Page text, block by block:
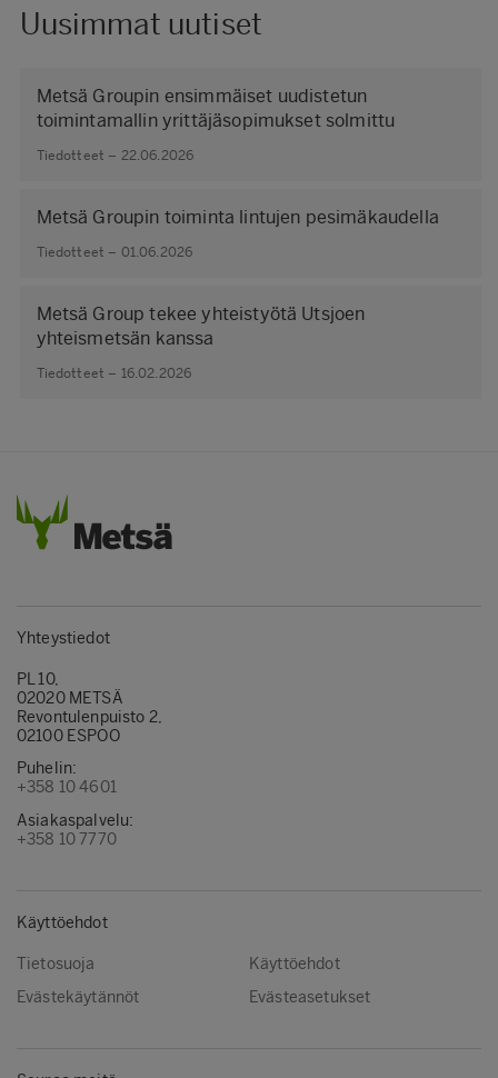
Uusimmat uutiset
Metsä Groupin ensimmäiset uudistetun
toimintamallin yrittäjäsopimukset solmittu
Tiedotteet – 22.06.2026
Metsä Groupin toiminta lintujen pesimäkaudella
Tiedotteet – 01.06.2026
Metsä Group tekee yhteistyötä Utsjoen
yhteismetsän kanssa
Tiedotteet – 16.02.2026
Yhteystiedot
PL 10,
02020 METSÄ
Revontulenpuisto 2,
02100 ESPOO
Puhelin:
+358 10 4601
Asiakaspalvelu:
+358 10 7770
Käyttöehdot
Tietosuoja
Käyttöehdot
Evästekäytännöt
Evästeasetukset